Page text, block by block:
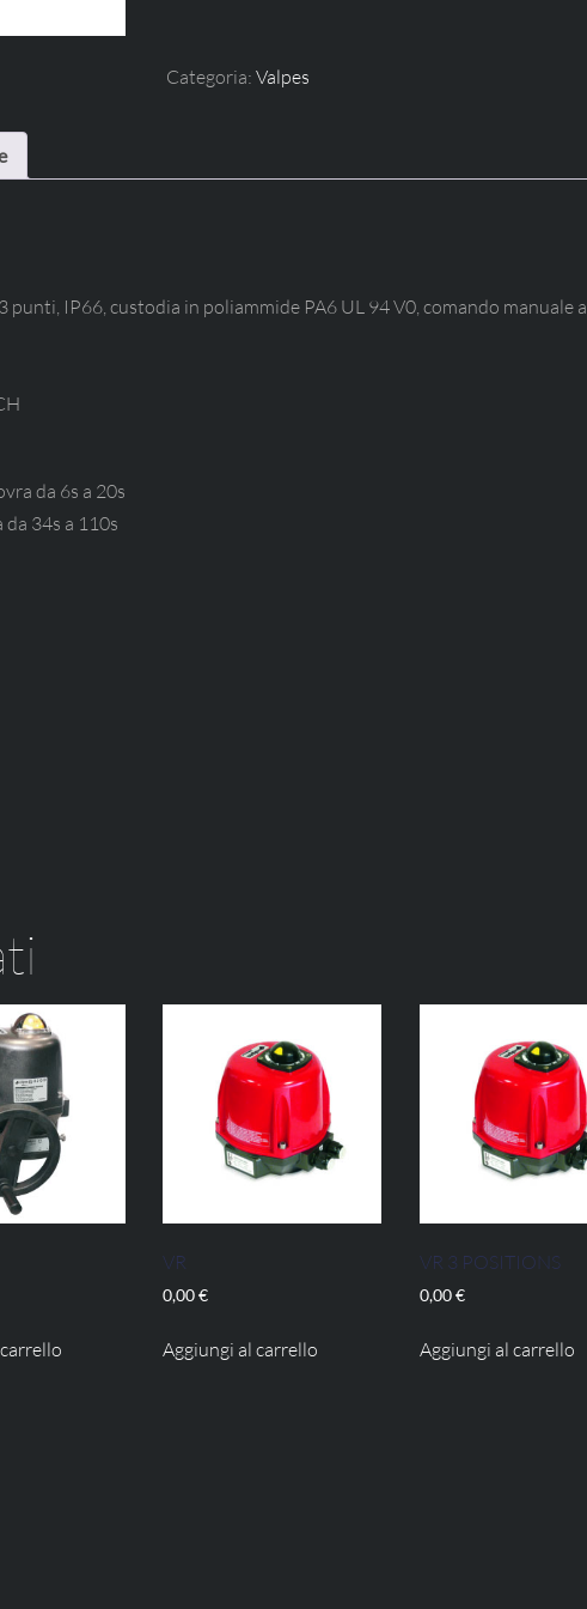
Categoria: Valpes
IP66, custodia in poliammide PA6 UL 94 V0, comando manuale a
da 6s a 20s
34s a 110s
VR
0,00€
Aggiungi al carrello
VR 3 POSITIONS
0,00€
Aggiungi al carrello